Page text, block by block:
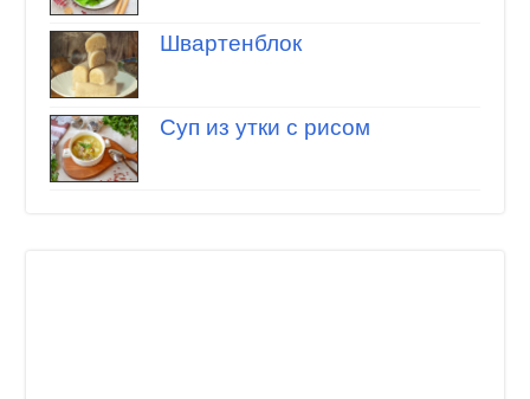
Швартенблок
Суп из утки с рисом